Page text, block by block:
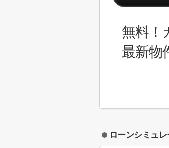
無料！
最新物
ローンシミュ